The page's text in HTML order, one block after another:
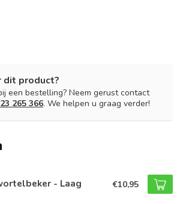
dit product?
een bestelling? Neem gerust contact
265 366. We helpen u graag verder!
- Laag €10,95